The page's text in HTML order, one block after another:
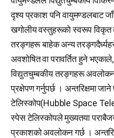
दृश्य प्रकाश पनि वायुमण्डलबाट
खगोलीय वस्तुहरूको स्वरूप विकृत
तरङ्गहरू बाहेक अन्य तरङ्गदैर्ध्यहरू
अवशोषित वा परावर्तित हुने
विद्युतचुम्बकीय तरङ्गहरू अवलोकन
प्रक्षेपण गर्नुपर्छ । अन्तरिक्षमा
टेलिस्कोप(Hubble Space
स्पेस टेलिस्कोपले मुख्यतया
प्रकाशको अवलोकन गर्छ ।